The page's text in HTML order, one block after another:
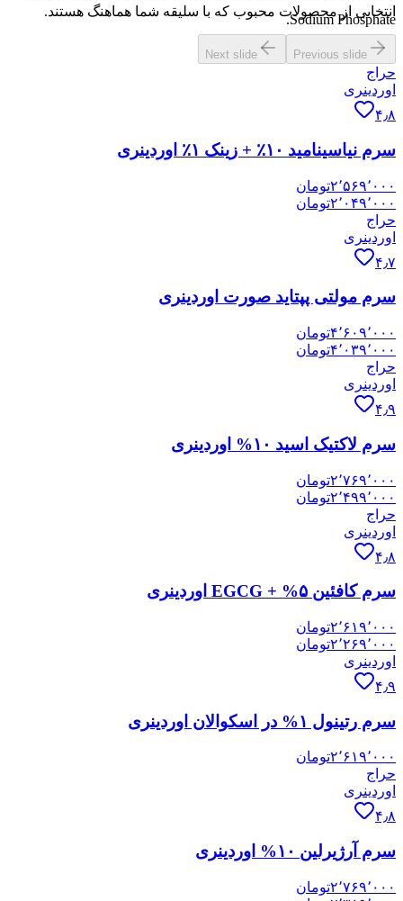
Sodium Phosphate.
انتخابی از محصولات محبوب که با سلیقه شما هماهنگ هستند.
Previous slide
Next slide
حراج
اوردینری
۴٫۸
سرم نیاسینامید ۱۰٪ + زینک ۱٪ اوردینری
۲٬۵۶۹٬۰۰۰تومان
۲٬۰۴۹٬۰۰۰تومان
حراج
اوردینری
۴٫۷
سرم مولتی پپتاید صورت اوردینری
۴٬۶۰۹٬۰۰۰تومان
۴٬۰۳۹٬۰۰۰تومان
حراج
اوردینری
۴٫۹
سرم لاکتیک اسید ۱۰% اوردینری
۲٬۷۶۹٬۰۰۰تومان
۲٬۴۹۹٬۰۰۰تومان
حراج
اوردینری
۴٫۸
سرم کافئین ۵% + EGCG اوردینری
۲٬۶۱۹٬۰۰۰تومان
۲٬۲۶۹٬۰۰۰تومان
اوردینری
۴٫۹
سرم رتینول ۱% در اسکوالان اوردینری
۲٬۶۱۹٬۰۰۰تومان
حراج
اوردینری
۴٫۸
سرم آرژیرلین ۱۰% اوردینری
۲٬۷۶۹٬۰۰۰تومان